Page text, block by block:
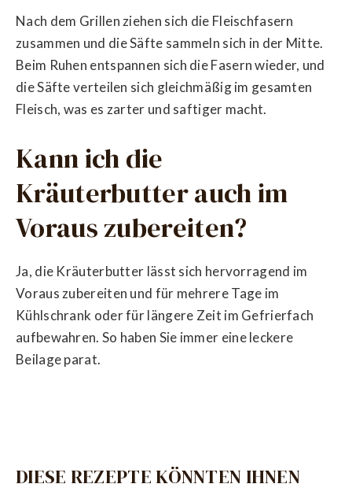
Nach dem Grillen ziehen sich die Fleischfasern
zusammen und die Säfte sammeln sich in der Mitte.
Beim Ruhen entspannen sich die Fasern wieder, und
die Säfte verteilen sich gleichmäßig im gesamten
Fleisch, was es zarter und saftiger macht.
Kann ich die
Kräuterbutter auch im
Voraus zubereiten?
Ja, die Kräuterbutter lässt sich hervorragend im
Voraus zubereiten und für mehrere Tage im
Kühlschrank oder für längere Zeit im Gefrierfach
aufbewahren. So haben Sie immer eine leckere
Beilage parat.
DIESE REZEPTE KÖNNTEN IHNEN